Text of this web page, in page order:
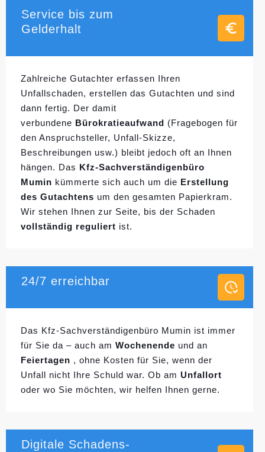
Service bis zum
Gelderhalt
Zahlreiche Gutachter erfassen Ihren
Unfallschaden, erstellen das Gutachten und sind
dann fertig. Der damit
verbundene Bürokratieaufwand (Fragebogen für
den Anspruchsteller, Unfall-Skizze,
Beschreibungen usw.) bleibt jedoch oft an Ihnen
hängen. Das Kfz-Sachverständigenbüro
Mumin kümmerte sich auch um die Erstellung
des Gutachtens um den gesamten Papierkram.
Wir stehen Ihnen zur Seite, bis der Schaden
vollständig reguliert ist.
24/7 erreichbar
Das Kfz-Sachverständigenbüro Mumin ist immer
für Sie da – auch am Wochenende und an
Feiertagen , ohne Kosten für Sie, wenn der
Unfall nicht Ihre Schuld war. Ob am Unfallort
oder wo Sie möchten, wir helfen Ihnen gerne.
Digitale Schadens-